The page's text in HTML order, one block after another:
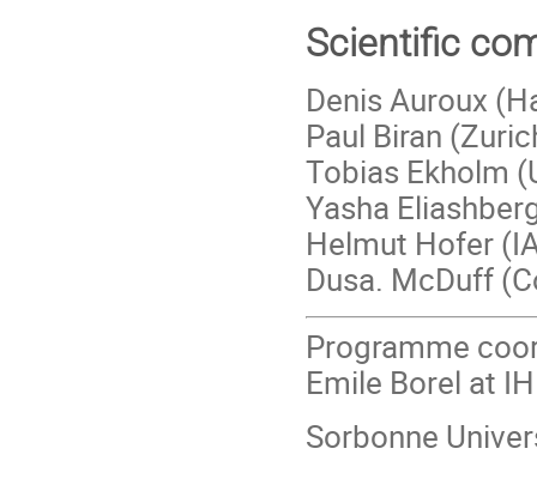
Scientific
Denis Auroux
Paul Biran
Tobias Ekholm
Yasha
Helmut Hofer
Dusa. McDuff
Programme
Emile Borel at
Sorbonne